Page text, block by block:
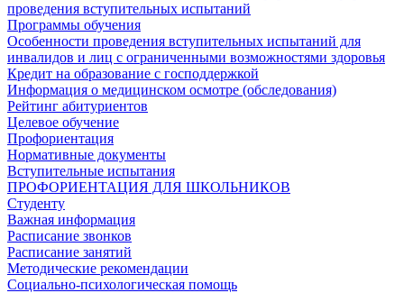
проведения вступительных испытаний
Программы обучения
Особенности проведения вступительных испытаний для
инвалидов и лиц с ограниченными возможностями здоровья
Кредит на образование с господдержкой
Информация о медицинском осмотре (обследования)
Рейтинг абитуриентов
Целевое обучение
Профориентация
Нормативные документы
Вступительные испытания
ПРОФОРИЕНТАЦИЯ ДЛЯ ШКОЛЬНИКОВ
Студенту
Важная информация
Расписание звонков
Расписание занятий
Методические рекомендации
Социально-психологическая помощь